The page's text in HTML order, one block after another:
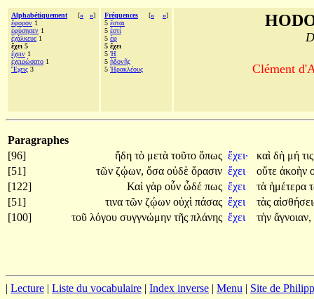
Alphabétiquement [« »]
ἔφορον 1
ἐφύσησεν 1
ἐχάλκευε 1
ἔχει 5
ἔχειν 1
ἐχειρώσατο 1
Ἔχεις 3
Fréquences [« »]
5 ἔσται
5 ἐστί
5 ἐφ
5 ἔχει
5 Ἡ
5 ἡδονῆς
5 Ἡρακλέους Clément
Paragraphes
[96]
ἤδη τὸ μετὰ τοῦτο ὅπως ἔχει· καὶ δὴ μή
[51]
τῶν ζῴων, ὅσα οὐδὲ ὅρασιν ἔχει οὔτε ἀκοὴν
[122]
Καὶ γὰρ οὖν ὧδέ πως ἔχει τὰ ἡμέτερα
[51]
τινα τῶν ζῴων οὐχὶ πάσας ἔχει τὰς
[100]
τοῦ λόγου συγγνώμην τῆς πλάνης ἔχει τὴν ἄγνοιαν,
| Lecture | Liste du vocabulaire | Index inverse | Menu | Site de